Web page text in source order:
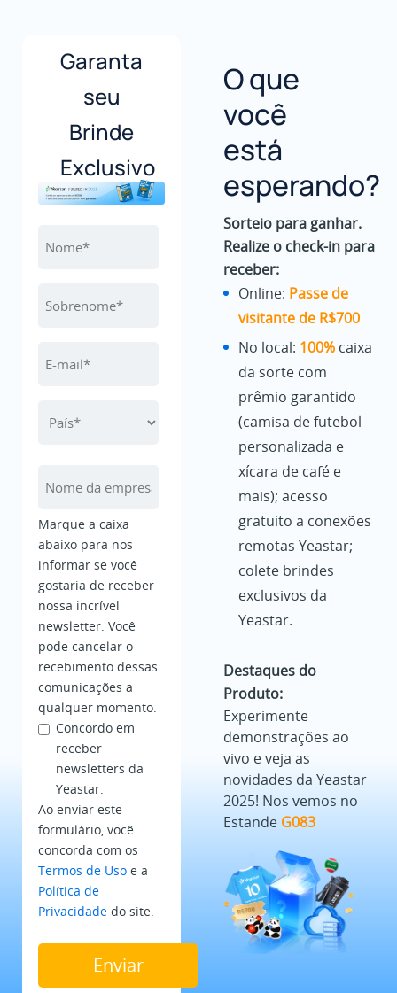
Garanta
seu
Brinde
Exclusivo
Marque a caixa
abaixo para nos
informar se você
gostaria de receber
nossa incrível
newsletter. Você
pode cancelar o
recebimento dessas
comunicações a
qualquer momento.
Concordo em
receber
newsletters da
Yeastar.
Ao enviar este
formulário, você
concorda com os
Termos de Uso e a
Política de
Privacidade do site.
O que
você
está
esperando?
Sorteio para ganhar.
Realize o check-in para
receber:
Online: Passe de
visitante de R$700
No local: 100%caixa
da sorte com
prêmio garantido
(camisa de futebol
personalizada e
xícara de café e
mais); acesso
gratuito a conexões
remotas Yeastar;
colete brindes
exclusivos da
Yeastar.
Destaques do
Produto:
Experimente
demonstrações ao
vivo e veja as
novidades da Yeastar
2025! Nos vemos no
Estande G083